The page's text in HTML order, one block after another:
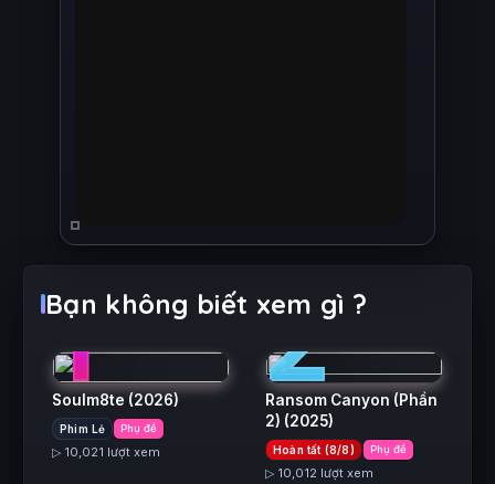
Bạn không biết xem gì ?
1
Soulm8te (2026)
Phim Lẻ Phụ đề
▷ 10,021 lượt xem
2
Ransom Canyon (Phần
2) (2025)
Hoàn tất (8/8) Phụ đề
▷ 10,012 lượt xem